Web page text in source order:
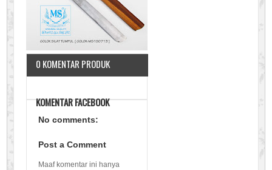
0 KOMENTAR PRODUK
KOMENTAR FACEBOOK
No comments:
Post a Comment
Maaf komentar ini hanya